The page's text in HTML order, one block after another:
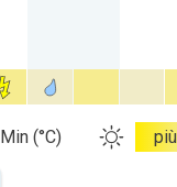
Min (°C) più